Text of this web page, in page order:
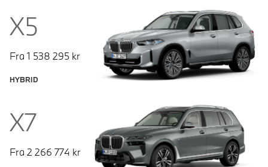
X5
Fra 1 538 295 kr
HYBRID
X7
Fra 2 266 774 kr